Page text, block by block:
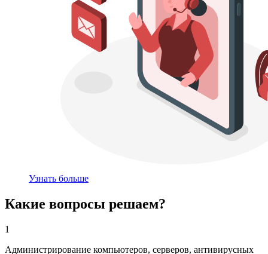
Узнать больше
Какие вопросы решаем?
1
Администрирование компьютеров, серверов, антивирусных